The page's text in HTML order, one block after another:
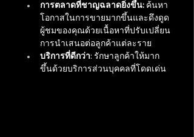
การตลาดที่ชาญฉลาดยิ่งขึ้น: ค้นหา
โอกาสในการขายมากขึ้นและดึงดูด
ผู้ชมของคุณด้วยเนื้อหาที่ปรับเปลี่ยน
การนำเสนอต่อลูกค้าแต่ละราย
บริการที่ดีกว่า: รักษาลูกค้าให้มาก
ขึ้นด้วยบริการส่วนบุคคลที่โดดเด่น